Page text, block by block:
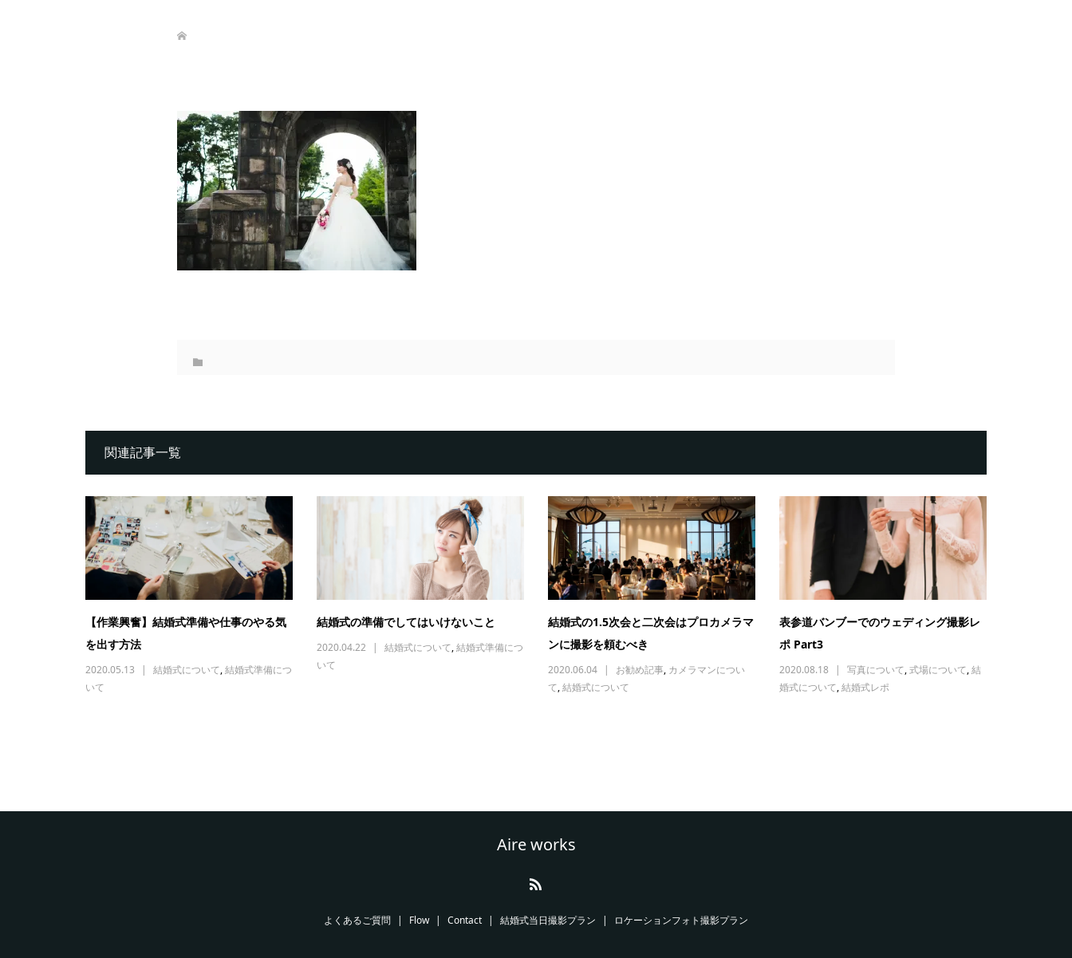
関連記事一覧
【作業興奮】結婚式準備や仕事のやる気
を出す方法
2020.05.13 結婚式について,結婚式準備につ
いて
結婚式の準備でしてはいけないこと
2020.04.22 結婚式について,結婚式準備につ
いて
結婚式の1.5次会と二次会はプロカメラマ
ンに撮影を頼むべき
2020.06.04 お勧め記事, カメラマンについ
て,結婚式について
表参道バンブーでのウェディング撮影レ
ポ Part3
2020.08.18 写真について,式場について,結
婚式について,結婚式レポ
Aire works
よくあるご質問 Flow Contact 結婚式当日撮影プラン ロケーションフォト撮影プラン